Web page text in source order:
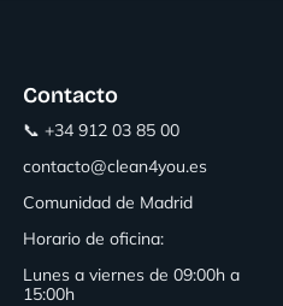
Contacto
📞 +34 912 03 85 00
contacto@clean4you.es
Comunidad de Madrid
Horario de oficina:
Lunes a viernes de 09:00h a
15:00h